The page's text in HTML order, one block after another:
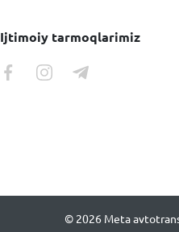
Ijtimoiy tarmoqlarimiz
© 2026 Meta